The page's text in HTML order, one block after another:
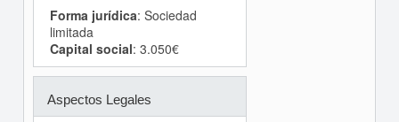
Forma jurídica: Sociedad
limitada
Capital social: 3.050€
Aspectos Legales